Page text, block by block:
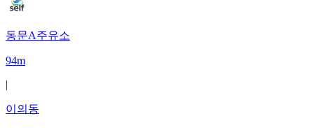
동문A주유소
94m
|
이의동